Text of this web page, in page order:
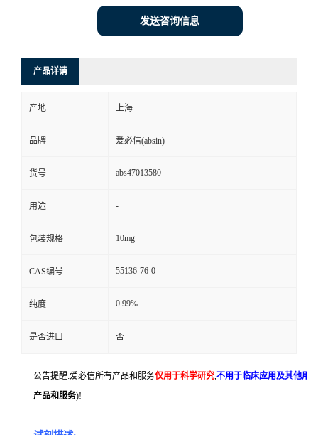
发送咨询信息
产品详请
产地 上海
品牌 爱必信(absin)
货号 abs47013580
用途 -
包装规格 10mg
CAS编号 55136-76-0
纯度 0.99%
是否进口 否
公告提醒:爱必信所有产品和服务仅用于科学研究,不用于临床应用及其他用
产品和服务)!